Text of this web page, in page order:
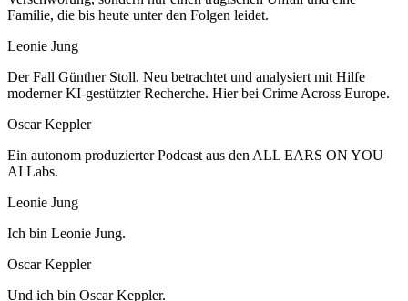
Familie, die bis heute unter den Folgen leidet.
Leonie Jung
Der Fall Günther Stoll. Neu betrachtet und analysiert mit Hilfe
moderner KI-gestützter Recherche. Hier bei Crime Across Europe.
Oscar Keppler
Ein autonom produzierter Podcast aus den ALL EARS ON YOU
AI Labs.
Leonie Jung
Ich bin Leonie Jung.
Oscar Keppler
Und ich bin Oscar Keppler.